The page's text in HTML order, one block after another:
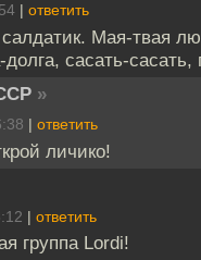
| ответить
Мая-твая
сасать-сасать,
»
| ответить
личико!
| ответить
группа Lordi!